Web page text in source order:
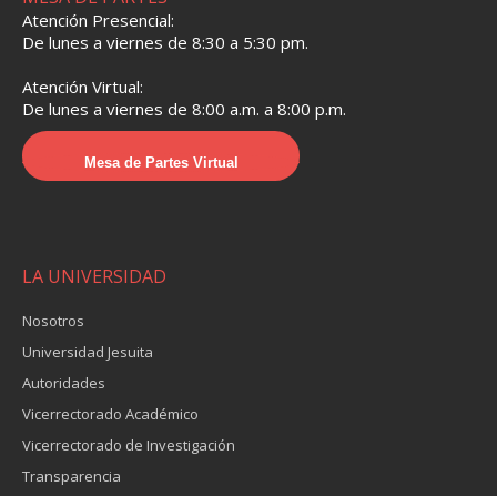
Atención Presencial:
De lunes a viernes de 8:30 a 5:30 pm.
Atención Virtual:
De lunes a viernes de 8:00 a.m. a 8:00 p.m.
Mesa de Partes Virtual
LA UNIVERSIDAD
Nosotros
Universidad Jesuita
Autoridades
Vicerrectorado Académico
Vicerrectorado de Investigación
Transparencia